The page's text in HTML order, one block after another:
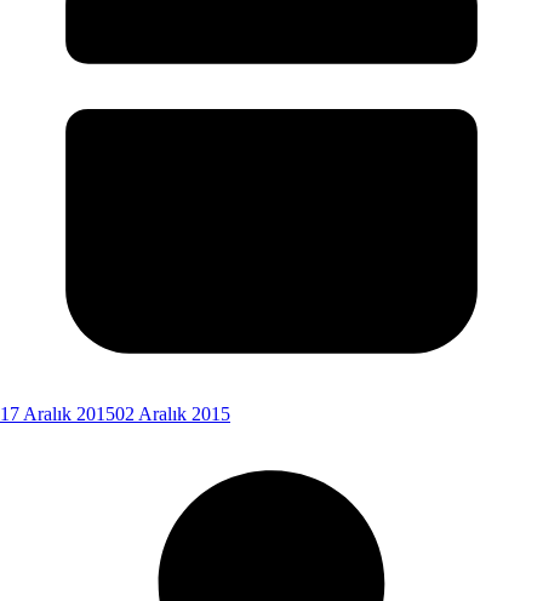
17 Aralık 201502 Aralık 2015